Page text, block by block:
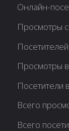
Онлайн-
Просмотры
Просмотры
Посетители
Всего
Всего